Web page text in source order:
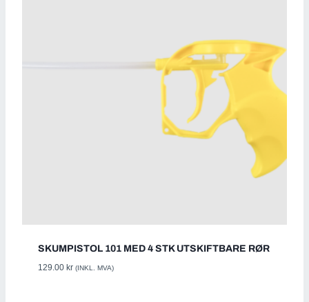
SKUMPISTOL 101 MED 4 STK UTSKIFTBARE RØR
129.00 kr (INKL. MVA)